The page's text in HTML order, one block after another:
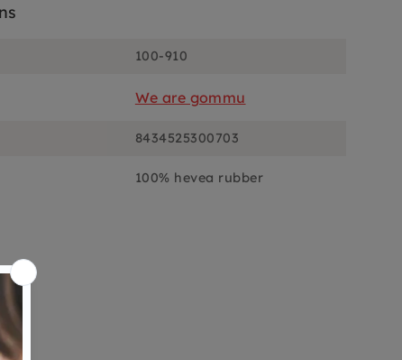
100-910
We are gommu
8434525300703
100% hevea rubber